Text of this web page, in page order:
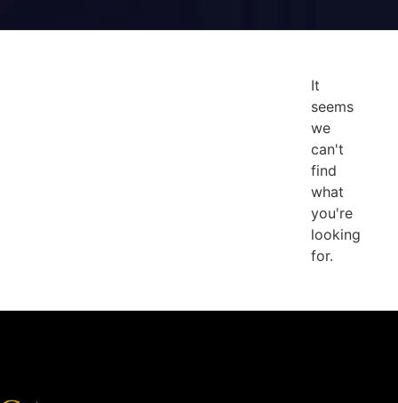
It
seems
we
can't
find
what
you're
looking
for.